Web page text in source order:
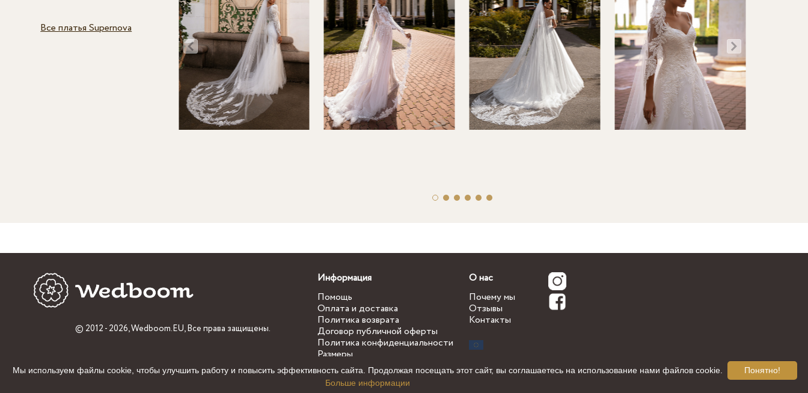
Все платья Supernova
© 2012 - 2026,Wedboom.EU, Все права защищены.
Информация
Помощь
Оплата и доставка
Политика возврата
Договор публичной оферты
Политика конфиденциальности
Размеры
О нас
Почему мы
Отзывы
Контакты
Понятно!
Мы используем файлы cookie, чтобы улучшить работу и повысить эффективность сайта. Продолжая посещать этот сайт, вы соглашаетесь на использование нами файлов cookie.
Больше информации